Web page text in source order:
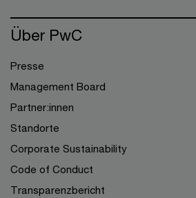
Über PwC
Presse
Management Board
Partner:innen
Standorte
Corporate Sustainability
Code of Conduct
Transparenzbericht